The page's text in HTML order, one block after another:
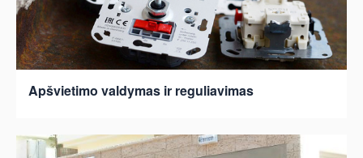
Apšvietimo valdymas ir reguliavimas